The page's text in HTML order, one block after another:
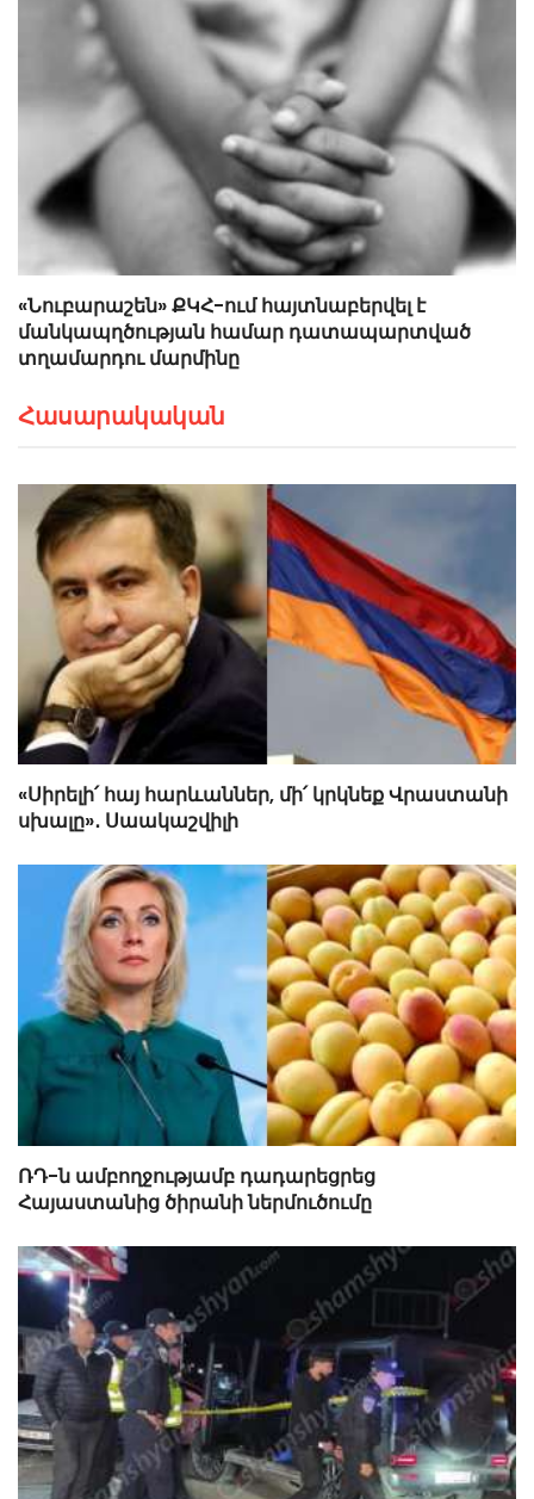
«Նուբարաշեն» ՔԿՀ-ում հայտնաբերվել է
մանկապղծության համար դատապարտված
տղամարդու մարմինը
Հասարակական
«Սիրելի՛ հայ հարևաններ, մի՛ կրկնեք Վրաստանի
սխալը»․ Սաակաշվիլի
ՌԴ-ն ամբողջությամբ դադարեցրեց
Հայաստանից ծիրանի ներմուծումը